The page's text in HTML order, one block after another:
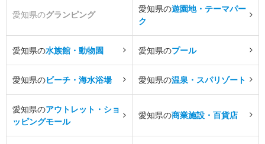
愛知県のグランピング
愛知県の遊園地・テーマパー
ク
愛知県の水族館・動物園 愛知県のプール
愛知県のビーチ・海水浴場 愛知県の温泉・スパリゾート
愛知県のアウトレット・ショ
ッピングモール
愛知県の商業施設・百貨店